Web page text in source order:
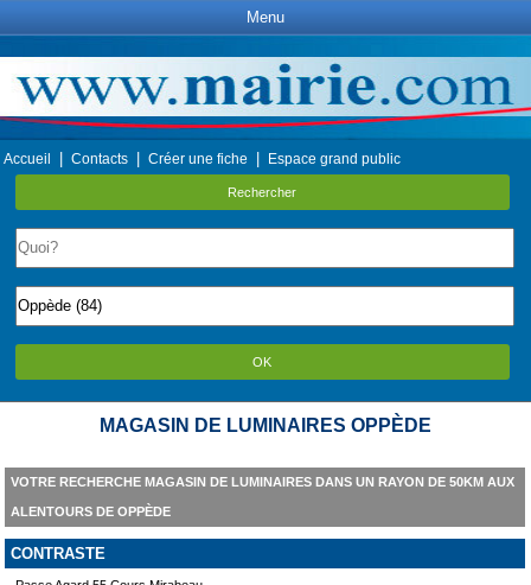
Menu
Accueil Contacts Créer une fiche Espace grand public
Rechercher
OK
MAGASIN DE LUMINAIRES OPPÈDE
VOTRE RECHERCHE MAGASIN DE LUMINAIRES DANS UN RAYON DE 50KM AUX
ALENTOURS DE OPPÈDE
CONTRASTE